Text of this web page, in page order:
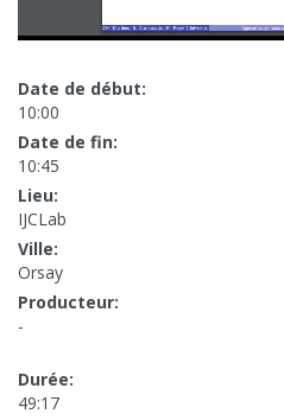
Date de début:
10:00
Date de fin:
10:45
Lieu:
IJCLab
Ville:
Orsay
Producteur:
-
Durée:
49:17